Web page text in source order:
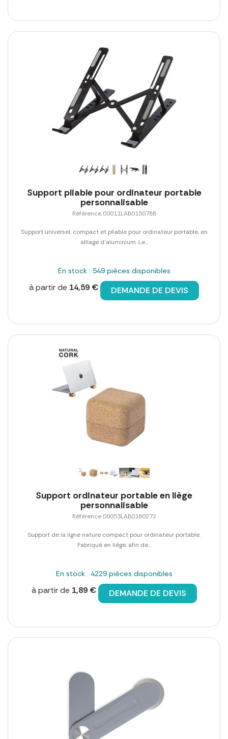
Support pliable pour ordinateur portable
personnalisable
Référence 00011LAB0150788
Support universel, compact et pliable pour ordinateur portable, en
alliage d'aluminium. Le...
En stock : 549 pièces disponibles
à partir de 14,59 € DEMANDE DE DEVIS
Support ordinateur portable en liège
personnalisable
Référence 00053LAB0160272
Support de la ligne nature compact pour ordinateur portable.
Fabriqué en liège, afin de...
En stock : 4229 pièces disponibles
à partir de 1,89 € DEMANDE DE DEVIS